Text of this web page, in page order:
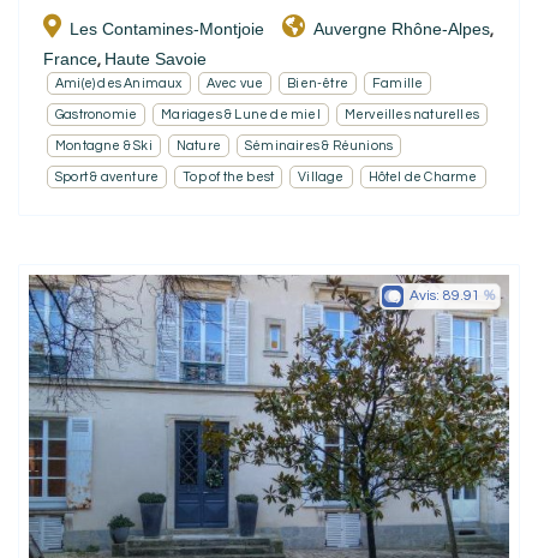
Les Contamines-Montjoie Auvergne Rhône-Alpes,
France, Haute Savoie
Ami(e) des Animaux Avec vue Bien-être Famille
Gastronomie Mariages & Lune de miel Merveilles naturelles
Montagne & Ski Nature Séminaires & Réunions
Sport & aventure Top of the best Village Hôtel de Charme
Avis: 89.91